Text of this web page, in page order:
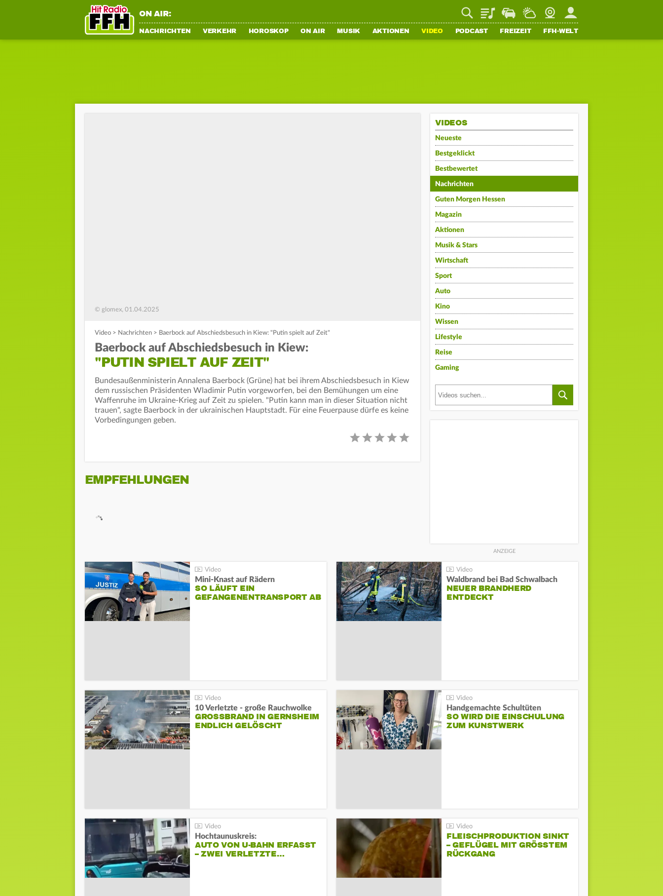
ON AIR: PlaylistStaupilotWetterWebcamMein FFH
NACHRICHTEN VERKEHR HOROSKOP ON AIR MUSIK AKTIONEN VIDEO PODCAST FREIZEIT FFH-WELT
© glomex, 01.04.2025
Video > Nachrichten > Baerbock auf Abschiedsbesuch in Kiew: "Putin spielt auf Zeit"
Baerbock auf Abschiedsbesuch in Kiew:
"PUTIN SPIELT AUF ZEIT"
Bundesaußenministerin Annalena Baerbock (Grüne) hat bei ihrem Abschiedsbesuch in Kiew
dem russischen Präsidenten Wladimir Putin vorgeworfen, bei den Bemühungen um eine
Waffenruhe im Ukraine-Krieg auf Zeit zu spielen. "Putin kann man in dieser Situation nicht
trauen", sagte Baerbock in der ukrainischen Hauptstadt. Für eine Feuerpause dürfe es keine
Vorbedingungen geben.
EMPFEHLUNGEN
VIDEOS
Neueste
Bestgeklickt
Bestbewertet
Nachrichten
Guten Morgen Hessen
Magazin
Aktionen
Musik & Stars
Wirtschaft
Sport
Auto
Kino
Wissen
Lifestyle
Reise
Gaming
Mini-Knast auf Rädern
SO LÄUFT EIN
GEFANGENENTRANSPORT AB
Waldbrand bei Bad Schwalbach
NEUER BRANDHERD
ENTDECKT
10 Verletzte - große Rauchwolke
GROSSBRAND IN GERNSHEIM E
NDLICH GELÖSCHT
Handgemachte Schultüten
SO WIRD DIE EINSCHULUNG
ZUM KUNSTWERK
Hochtaunuskreis:
AUTO VON U-BAHN ERFASST
– ZWEI VERLETZTE…
FLEISCHPRODUKTION SINKT
– GEFLÜGEL MIT GRÖSSTEM R
ÜCKGANG